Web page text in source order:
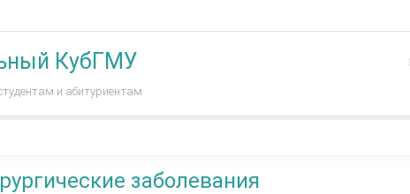
КубГМУ
и абитуриентам
заболевания